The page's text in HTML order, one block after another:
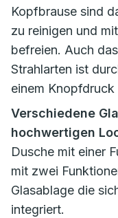
Kopfbrause sind
zu reinigen und
befreien. Auch
Strahlarten ist
einem Knopfdruck
Verschiedene
hochwertigen
Dusche mit einer
mit zwei
Glasablage die
integriert.